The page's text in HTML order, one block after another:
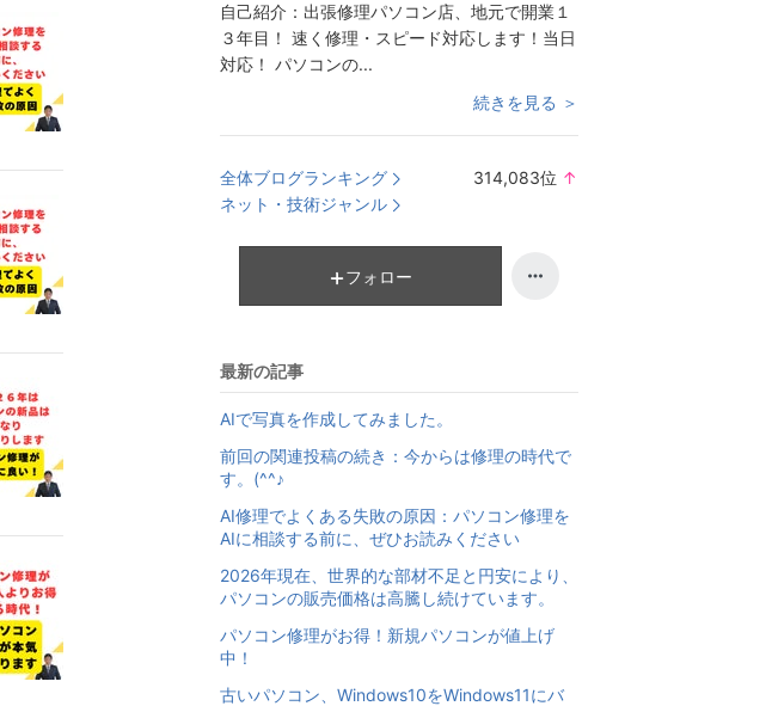
自己紹介： 出張修理パソコン店、地元で開業１
３年目！ 速く修理・スピード対応します！当日
対応！ パソコンの...
続きを見る ＞
全体ブログランキング 314,083位 ↑
ネット・技術ジャンル
フォロー
最新の記事
AIで写真を作成してみました。
前回の関連投稿の続き：今からは修理の時代で
す。(^^♪
AI修理でよくある失敗の原因：パソコン修理を
AIに相談する前に、ぜひお読みください
2026年現在、世界的な部材不足と円安により、
パソコンの販売価格は高騰し続けています。
パソコン修理がお得！新規パソコンが値上げ
中！
古いパソコン、Windows10をWindows11にバ